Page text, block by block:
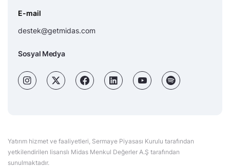
E-mail
destek@getmidas.com
Sosyal Medya
Yatırım hizmet ve faaliyetleri, Sermaye Piyasası Kurulu tarafından
yetkilendirilen lisanslı Midas Menkul Değerler A.Ş tarafından
sunulmaktadır.